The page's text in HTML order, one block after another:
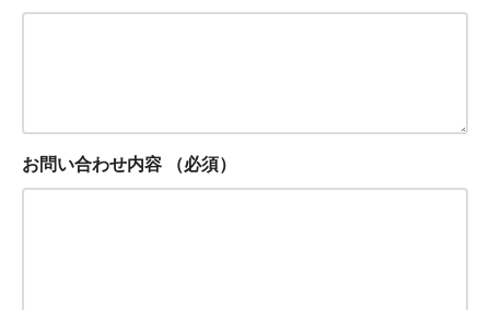
お問い合わせ内容 （必須）